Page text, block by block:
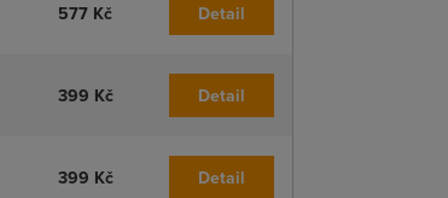
577 Kč Detail
399 Kč Detail
399 Kč Detail